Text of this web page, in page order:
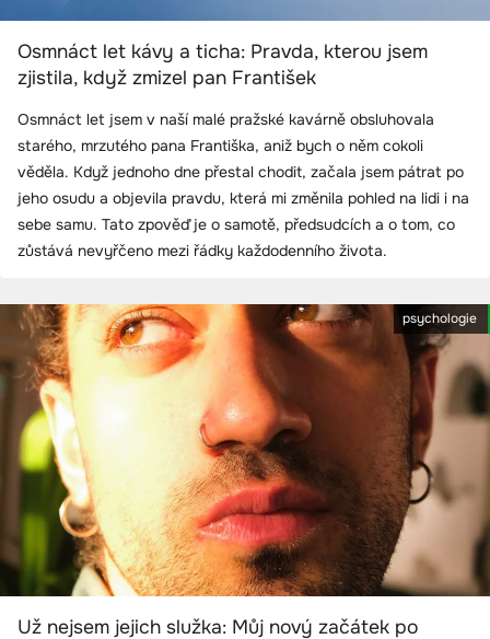
Osmnáct let kávy a ticha: Pravda, kterou jsem
zjistila, když zmizel pan František
Osmnáct let jsem v naší malé pražské kavárně obsluhovala
starého, mrzutého pana Františka, aniž bych o něm cokoli
věděla. Když jednoho dne přestal chodit, začala jsem pátrat po
jeho osudu a objevila pravdu, která mi změnila pohled na lidi i na
sebe samu. Tato zpověď je o samotě, předsudcích a o tom, co
zůstává nevyřčeno mezi řádky každodenního života.
psychologie
Už nejsem jejich služka: Můj nový začátek po